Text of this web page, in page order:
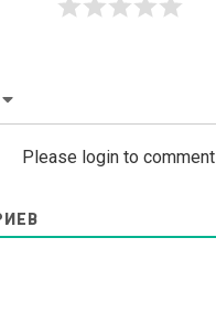
Please login to comment